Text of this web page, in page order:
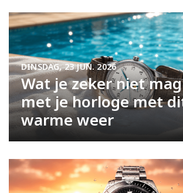
Wat je zeker niet
met je horloge met
warme weer
DINSDAG, 23 JUN. 2026